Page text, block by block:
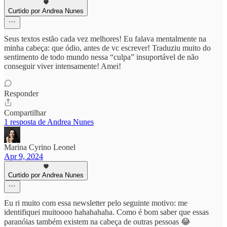
Curtido por Andrea Nunes
Seus textos estão cada vez melhores! Eu falava mentalmente na
minha cabeça: que ódio, antes de vc escrever! Traduziu muito do
sentimento de todo mundo nessa “culpa” insuportável de não
conseguir viver intensamente! Amei!
Responder
Compartilhar
1 resposta de Andrea Nunes
Marina Cyrino Leonel
Apr 9, 2024
Curtido por Andrea Nunes
Eu ri muito com essa newsletter pelo seguinte motivo: me
identifiquei muitoooo hahahahaha. Como é bom saber que essas
paranóias também existem na cabeça de outras pessoas 😂